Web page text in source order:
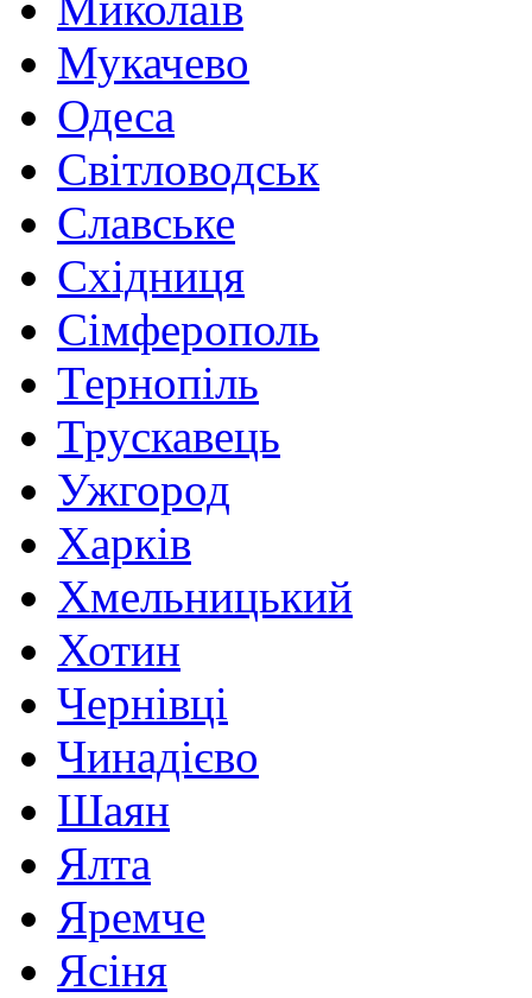
Мукачево
Одеса
Світловодськ
Славське
Східниця
Сімферополь
Тернопіль
Трускавець
Ужгород
Харків
Хмельницький
Хотин
Чернівці
Чинадієво
Шаян
Ялта
Яремче
Ясіня